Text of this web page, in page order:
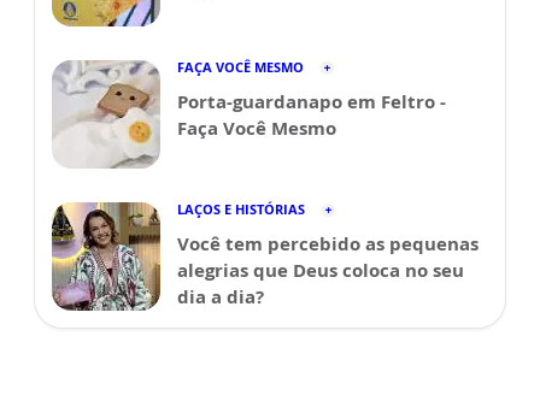
FAÇA VOCÊ MESMO
Porta-guardanapo em Feltro -
Faça Você Mesmo
LAÇOS E HISTÓRIAS
Você tem percebido as pequenas
alegrias que Deus coloca no seu
dia a dia?